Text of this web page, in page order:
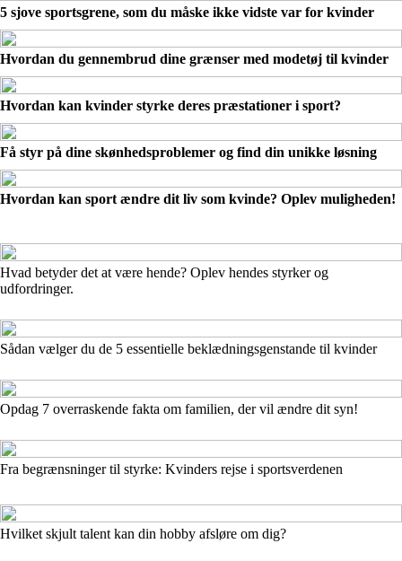
5 sjove sportsgrene, som du måske ikke vidste var for kvinder
Hvordan du gennembrud dine grænser med modetøj til kvinder
Hvordan kan kvinder styrke deres præstationer i sport?
Få styr på dine skønhedsproblemer og find din unikke løsning
Hvordan kan sport ændre dit liv som kvinde? Oplev muligheden!
Hvad betyder det at være hende? Oplev hendes styrker og
udfordringer.
Sådan vælger du de 5 essentielle beklædningsgenstande til kvinder
Opdag 7 overraskende fakta om familien, der vil ændre dit syn!
Fra begrænsninger til styrke: Kvinders rejse i sportsverdenen
Hvilket skjult talent kan din hobby afsløre om dig?